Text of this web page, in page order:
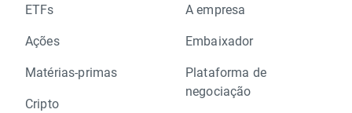
ETFs
Ações
Matérias-primas
Cripto
A empresa
Embaixador
Plataforma de
negociação